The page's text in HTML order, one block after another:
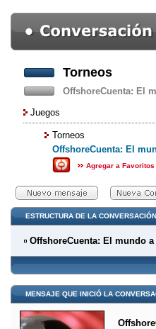
Torneos
OffshoreCuenta: El
Juegos
Torneos
OffshoreCuenta: El
Agregar a Favoritos
ESTRUCTURA DE LA CONVERSACIÓN
OffshoreCuenta: El mundo
MENSAJE QUE INICIÓ LA